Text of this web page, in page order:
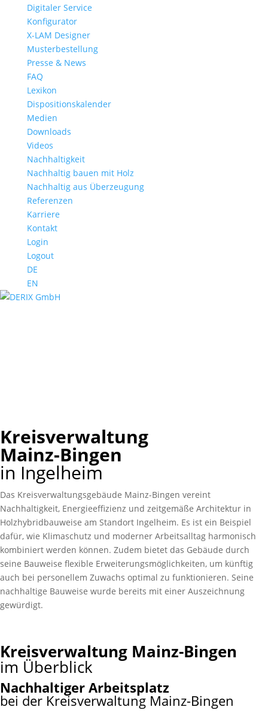
Digitaler Service
Konfigurator
X-LAM Designer
Musterbestellung
Presse & News
FAQ
Lexikon
Dispositionskalender
Medien
Downloads
Videos
Nachhaltigkeit
Nachhaltig bauen mit Holz
Nachhaltig aus Überzeugung
Referenzen
Karriere
Kontakt
Login
Logout
DE
EN
Kreisverwaltung
Mainz-Bingen
in Ingelheim
Das Kreisverwaltungsgebäude Mainz-Bingen vereint
Nachhaltigkeit, Energieeffizienz und zeitgemäße Architektur in
Holzhybridbauweise am Standort Ingelheim. Es ist ein Beispiel
dafür, wie Klimaschutz und moderner Arbeitsalltag harmonisch
kombiniert werden können. Zudem bietet das Gebäude durch
seine Bauweise flexible Erweiterungsmöglichkeiten, um künftig
auch bei personellem Zuwachs optimal zu funktionieren. Seine
nachhaltige Bauweise wurde bereits mit einer Auszeichnung
gewürdigt.
Kreisverwaltung Mainz-Bingen
im Überblick
Nachhaltiger Arbeitsplatz
bei der Kreisverwaltung Mainz-Bingen